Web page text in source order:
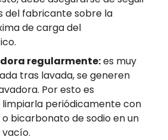
del fabricante sobre la
de carga del
regularmente:es muy
tras lavada, se generen
Por esto es
periódicamente con
bicarbonato de sodio en un